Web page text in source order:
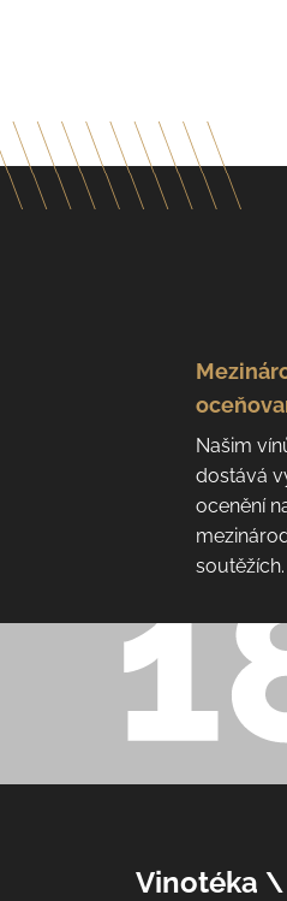
Našim
dostává
ocenění
soutěžích.
Vinotéka \